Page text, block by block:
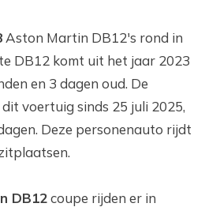
Aston Martin DB12's rond in
DB12 komt uit het jaar 2023
en 3 dagen oud. De
voertuig sinds 25 juli 2025,
Deze personenauto rijdt
DB12coupe rijden er in